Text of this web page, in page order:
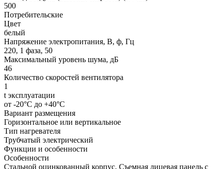
500
Потребительские
Цвет
белый
Напряжение электропитания, В, ф, Гц
220, 1 фаза, 50
Максимальный уровень шума, дБ
46
Количество скоростей вентилятора
1
t эксплуатации
от -20°С до +40°С
Вариант размещения
Горизонтальное или вертикальное
Тип нагревателя
Трубчатый электрический
Функции и особенности
Особенности
Стальной оцинкованный корпус, Съемная лицевая панель с